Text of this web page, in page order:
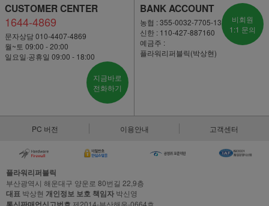
CUSTOMER CENTER
1644-4869
문자상담 010-4407-4869
월~토 09:00 - 20:00
일요일·공휴일 09:00 - 18:00
지금바로
전화하기
BANK ACCOUNT
농협 : 355-0032-7705-13
신한 : 110-427-887160
예금주 :
플라워리퍼블릭(박상현)
비회원
1:1 문의
PC 버전 이용안내 고객센터
플라워리퍼블릭
부산광역시 해운대구 양운로 80번길 22,9층
대표 박상현 개인정보 보호 책임자 박신영
제2014-부산해운-0664호